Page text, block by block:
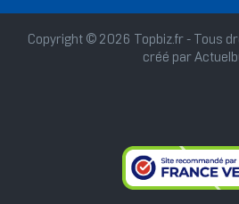
Copyright © 2026 Topbiz.fr - Tous
créé par